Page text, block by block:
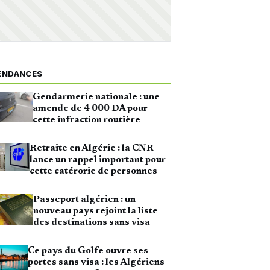
Gendarmerie nationale : une
amende de 4 000 DA pour
cette infraction routière
Retraite en Algérie : la CNR
lance un rappel important pour
cette catérorie de personnes
Passeport algérien : un
nouveau pays rejoint la liste
des destinations sans visa
Ce pays du Golfe ouvre ses
portes sans visa : les Algériens